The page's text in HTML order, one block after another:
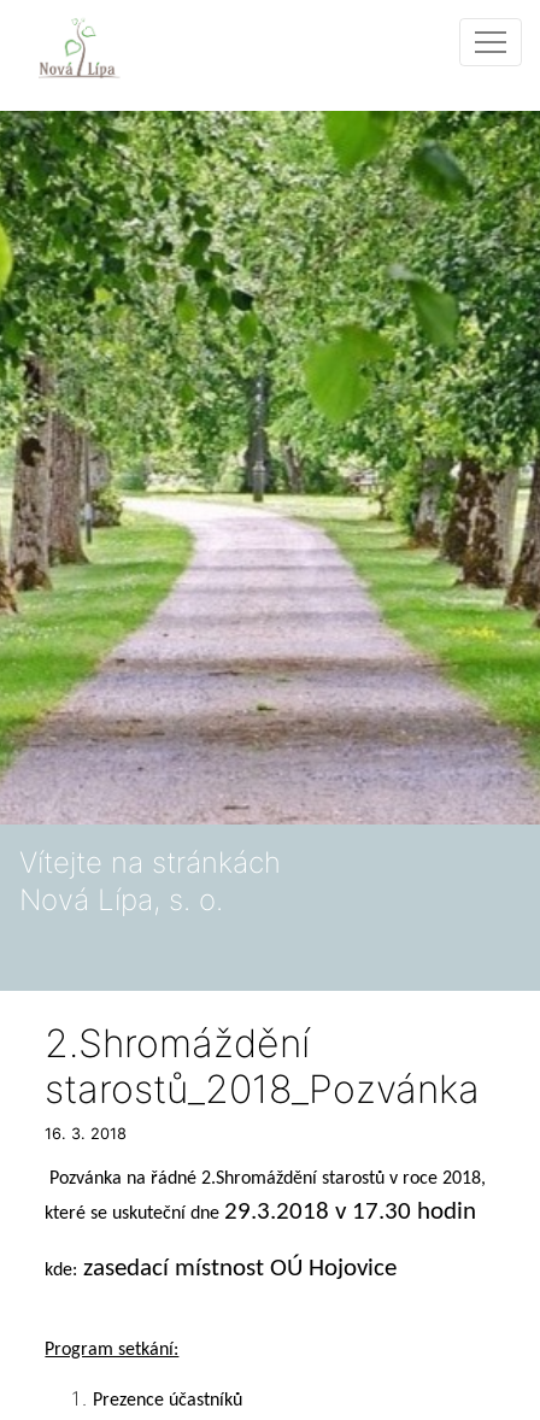
Vítejte na stránkách
Nová Lípa, s. o.
2.Shromáždění
starostů_2018_Pozvánka
16. 3. 2018
Pozvánka na řádné 2.Shromáždění starostů v roce 2018,
které se uskuteční dne 29.3.2018 v 17.30 hodin
kde: zasedací místnost OÚ Hojovice
Program setkání:
Prezence účastníků